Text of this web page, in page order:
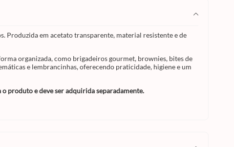
Produzida em acetato transparente, material resistente e de
organizada, como brigadeiros gourmet, brownies, bites de
e lembrancinhas, oferecendo praticidade, higiene e um
produto e deve ser adquirida separadamente.